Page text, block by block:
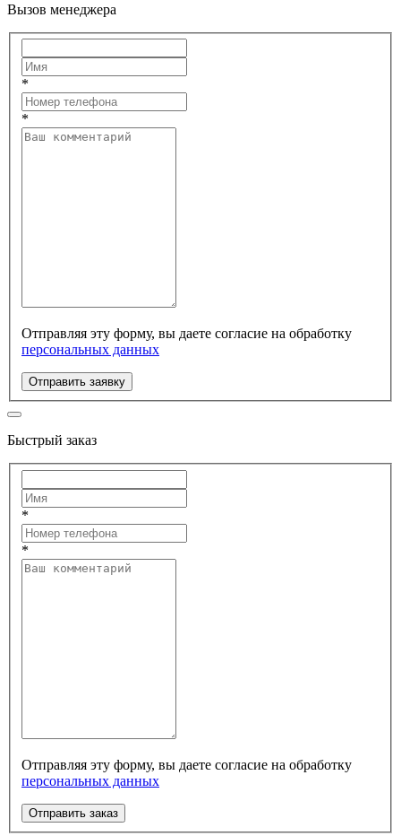
Вызов менеджера
*
*
Отправляя эту форму, вы даете согласие на обработку
персональных данных
Отправить заявку
Быстрый заказ
*
*
Отправляя эту форму, вы даете согласие на обработку
персональных данных
Отправить заказ